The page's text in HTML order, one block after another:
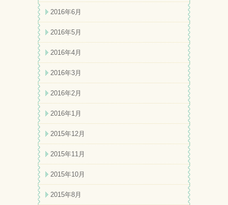
2016年6月
2016年5月
2016年4月
2016年3月
2016年2月
2016年1月
2015年12月
2015年11月
2015年10月
2015年8月